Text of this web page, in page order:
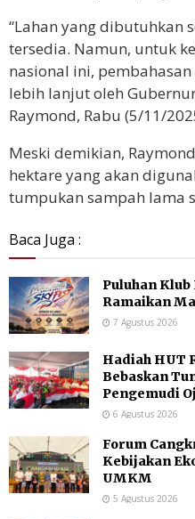
“Lahan yang dibutuhkan
tersedia. Namun, untuk
nasional ini,
lebih lanjut oleh
Raymond, Rabu (5/11/
Meski demikian,
hektare yang akan
tumpukan sampah lama
Baca Juga :
Puluhan
Ramaikan
7 Agustus 2026
Hadiah HUT
Bebaskan
Pengemudi
6 Agustus 2026
Forum
Kebijakan
UMKM
5 Agustus 2026